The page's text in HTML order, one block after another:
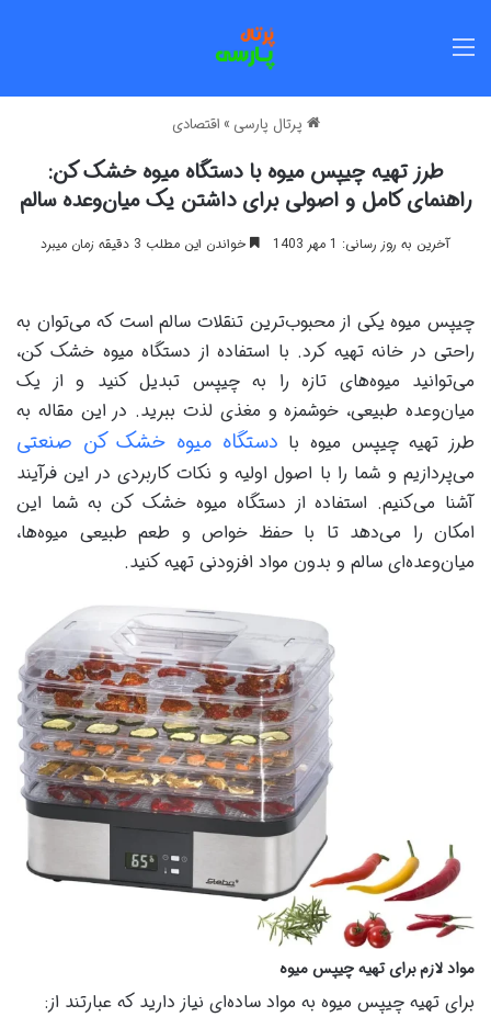
پرتال پارسی » اقتصادی
طرز تهیه چیپس میوه با دستگاه میوه خشک کن:
راهنمای کامل و اصولی برای داشتن یک میان‌وعده سالم
آخرین به روز رسانی: 1 مهر 1403 خواندن این مطلب 3 دقیقه زمان میبرد
چیپس میوه یکی از محبوب‌ترین تنقلات سالم است که می‌توان به
راحتی در خانه تهیه کرد. با استفاده از دستگاه میوه خشک کن،
می‌توانید میوه‌های تازه را به چیپس تبدیل کنید و از یک
میان‌وعده طبیعی، خوشمزه و مغذی لذت ببرید. در این مقاله به
طرز تهیه چیپس میوه با دستگاه میوه خشک کن صنعتی
می‌پردازیم و شما را با اصول اولیه و نکات کاربردی در این فرآیند
آشنا می‌کنیم. استفاده از دستگاه میوه خشک کن به شما این
امکان را می‌دهد تا با حفظ خواص و طعم طبیعی میوه‌ها،
میان‌وعده‌ای سالم و بدون مواد افزودنی تهیه کنید.
مواد لازم برای تهیه چیپس میوه
برای تهیه چیپس میوه به مواد ساده‌ای نیاز دارید که عبارتند از: